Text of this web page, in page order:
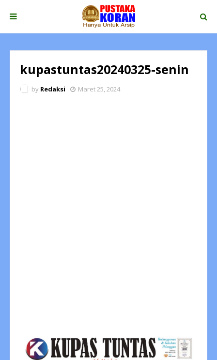
kupastuntas20240325-senin
by Redaksi Maret 25, 2024